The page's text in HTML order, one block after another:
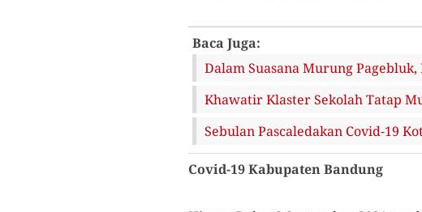
Baca Juga:
Dalam Suasana Murung
Khawatir Klaster Sekolah Tatap
Sebulan Pascaledakan Covid-19
Covid-19 Kabupaten Bandung